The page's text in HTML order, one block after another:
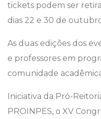
tickets podem ser
dias 22 e 30 de
As duas edições dos
e professores em
comunidade
Iniciativa da Pró-
PROINPES, o XV